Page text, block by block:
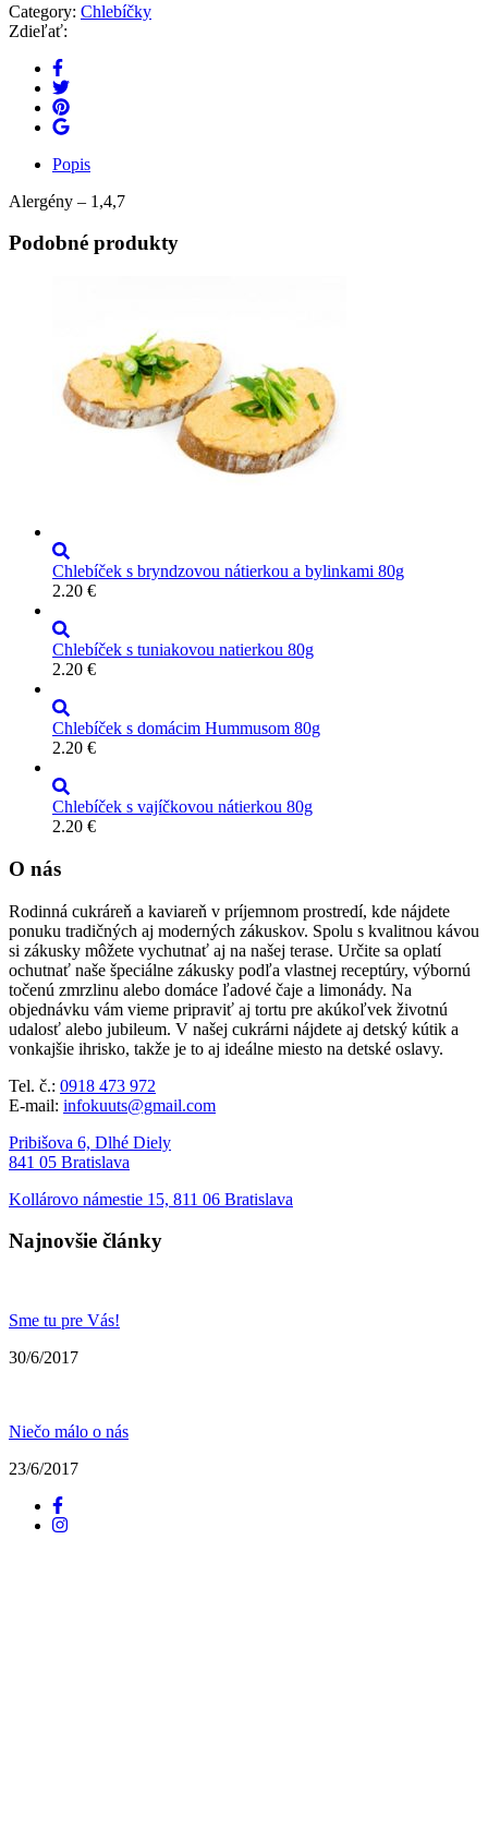
Category: Chlebíčky
Zdieľať:
Popis
Alergény – 1,4,7
Podobné produkty
Chlebíček s bryndzovou nátierkou a bylinkami 80g
2.20 €
Chlebíček s tuniakovou natierkou 80g
2.20 €
Chlebíček s domácim Hummusom 80g
2.20 €
Chlebíček s vajíčkovou nátierkou 80g
2.20 €
O nás
Rodinná cukráreň a kaviareň v príjemnom prostredí, kde nájdete
ponuku tradičných aj moderných zákuskov. Spolu s kvalitnou kávou
si zákusky môžete vychutnať aj na našej terase. Určite sa oplatí
ochutnať naše špeciálne zákusky podľa vlastnej receptúry, výbornú
točenú zmrzlinu alebo domáce ľadové čaje a limonády. Na
objednávku vám vieme pripraviť aj tortu pre akúkoľvek životnú
udalosť alebo jubileum. V našej cukrárni nájdete aj detský kútik a
vonkajšie ihrisko, takže je to aj ideálne miesto na detské oslavy.
Tel. č.: 0918 473 972
E-mail: infokuuts@gmail.com
Pribišova 6, Dlhé Diely
841 05 Bratislava
Kollárovo námestie 15, 811 06 Bratislava
Najnovšie články
Sme tu pre Vás!
30/6/2017
Niečo málo o nás
23/6/2017